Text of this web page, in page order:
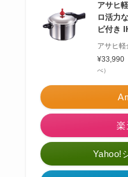
アサヒ
ロ活力
ピ付き
アサヒ軽
¥33,990
べ）
楽
Yahoo!